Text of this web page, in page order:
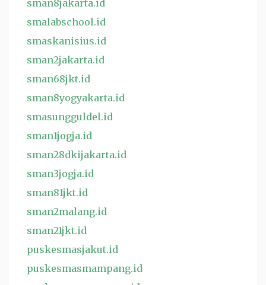
sman8jakarta.id
smalabschool.id
smaskanisius.id
sman2jakarta.id
sman68jkt.id
sman8yogyakarta.id
smasungguldel.id
sman1jogja.id
sman28dkijakarta.id
sman3jogja.id
sman81jkt.id
sman2malang.id
sman21jkt.id
puskesmasjakut.id
puskesmasmampang.id